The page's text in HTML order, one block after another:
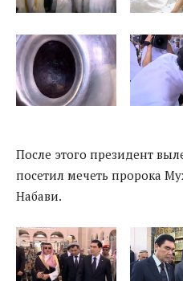
После этого президент
посетил мечеть пророка
Набави.